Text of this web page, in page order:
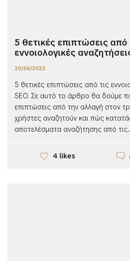
5 θετικές επιπτώσεις από
εννοιολογικές
20/06/2022
5 θετικές επιπτώσεις από τις
SEO. Σε αυτό το άρθρο θα δούμε
επιπτώσεις από την αλλαγή στον
χρήστες αναζητούν και πώς
αποτελέσματα αναζήτησης από τις...
4 likes